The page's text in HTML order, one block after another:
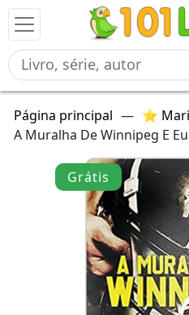
Página principal — ⭐
A Muralha De Winnipeg E Eu
Grátis